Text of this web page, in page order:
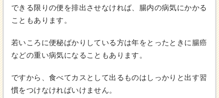
できる限りの便を排出させなければ、腸内の病気にかかる
こともあります。
若いころに便秘ばかりしている方は年をとったときに腸癌
などの重い病気になることもあります。
ですから、食べてカスとして出るものはしっかりと出す習
慣をつけなければいけません。